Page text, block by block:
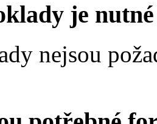
je
nejsou